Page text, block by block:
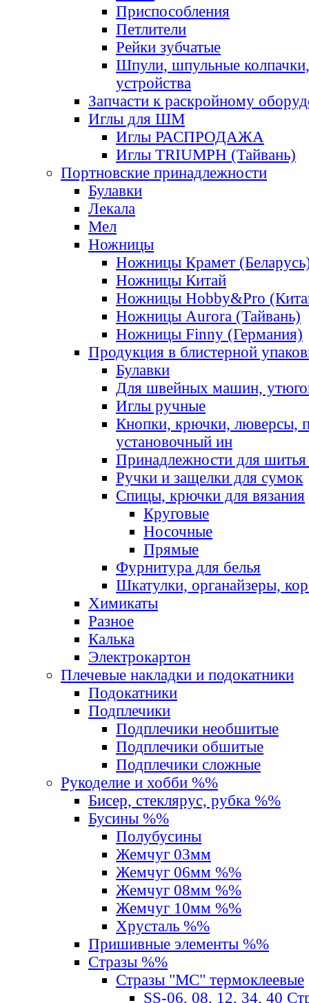
Приспособления
Петлители
Рейки зубчатые
Шпули, шпульные
устройства
Запчасти к раскройному
Иглы для ШМ
Иглы РАСПРОДАЖА
Иглы TRIUMPH (Тайвань)
Портновские принадлежности
Булавки
Лекала
Мел
Ножницы
Ножницы Крамет
Ножницы Китай
Ножницы Hobby&Pro
Ножницы Aurora (Тайвань)
Ножницы Finny (Германия)
Продукция в блистерной
Булавки
Для швейных машин,
Иглы ручные
Кнопки, крючки, люверсы,
установочный ин
Принадлежности для шитья
Ручки и защелки для сумок
Спицы, крючки для вязания
Круговые
Носочные
Прямые
Фурнитура для белья
Шкатулки, органайзеры,
Химикаты
Разное
Калька
Электрокартон
Плечевые накладки и подокатники
Подокатники
Подплечики
Подплечики необшитые
Подплечики обшитые
Подплечики сложные
Рукоделие и хобби %%
Бисер, стеклярус, рубка %%
Бусины %%
Полубусины
Жемчуг 03мм
Жемчуг 06мм %%
Жемчуг 08мм %%
Жемчуг 10мм %%
Хрусталь %%
Пришивные элементы %%
Стразы %%
Стразы "MС" термоклеевые
SS-06, 08, 12, 34, 40